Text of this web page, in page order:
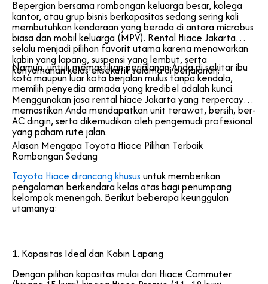
Bepergian bersama rombongan keluarga besar, kolega
kantor, atau grup bisnis berkapasitas sedang sering kali
membutuhkan kendaraan yang berada di antara microbus
biasa dan mobil keluarga (MPV). Rental Hiace Jakarta
selalu menjadi pilihan favorit utama karena menawarkan
kabin yang lapang, suspensi yang lembut, serta
kenyamanan kelas eksekutif selama di perjalanan.
Namun, untuk memastikan perjalanan Anda di sekitar ibu
kota maupun luar kota berjalan mulus tanpa kendala,
memilih penyedia armada yang kredibel adalah kunci.
Menggunakan jasa rental hiace Jakarta yang terpercaya
memastikan Anda mendapatkan unit terawat, bersih, ber-
AC dingin, serta dikemudikan oleh pengemudi profesional
yang paham rute jalan.
Alasan Mengapa Toyota Hiace Pilihan Terbaik
Rombongan Sedang
Toyota Hiace dirancang khusus untuk memberikan
pengalaman berkendara kelas atas bagi penumpang
kelompok menengah. Berikut beberapa keunggulan
utamanya:
1. Kapasitas Ideal dan Kabin Lapang
Dengan pilihan kapasitas mulai dari Hiace Commuter